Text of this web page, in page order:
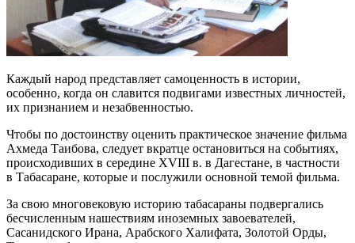
Каждый народ представляет самоценность в истории,
особенно, когда он славится подвигами известных личностей,
их признанием и незабвенностью.
Чтобы по достоинству оценить практическое значение фильма
Ахмеда Таибова, следует вкратце остановиться на событиях,
происходивших в середине ХVIII в. в Дагестане, в частности
в Табасаране, которые и послужили основной темой фильма.
За свою многовековую историю табасараны подвергались
бесчисленным нашествиям иноземных завоевателей,
Сасанидского Ирана, Арабского Халифата, Золотой Орды,